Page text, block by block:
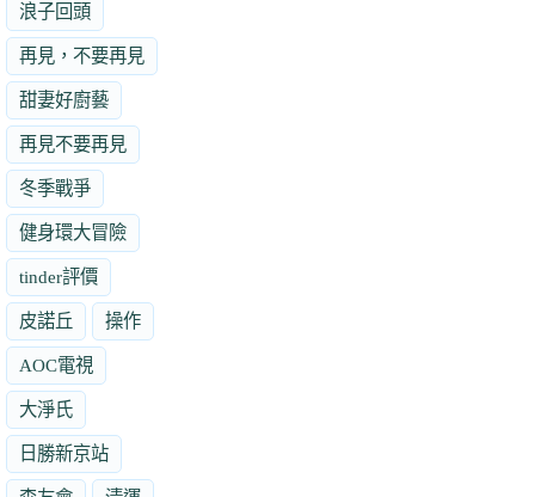
浪子回頭
再見，不要再見
甜妻好廚藝
再見不要再見
冬季戰爭
健身環大冒險
tinder評價
皮諾丘 操作
AOC電視
大淨氏
日勝新京站